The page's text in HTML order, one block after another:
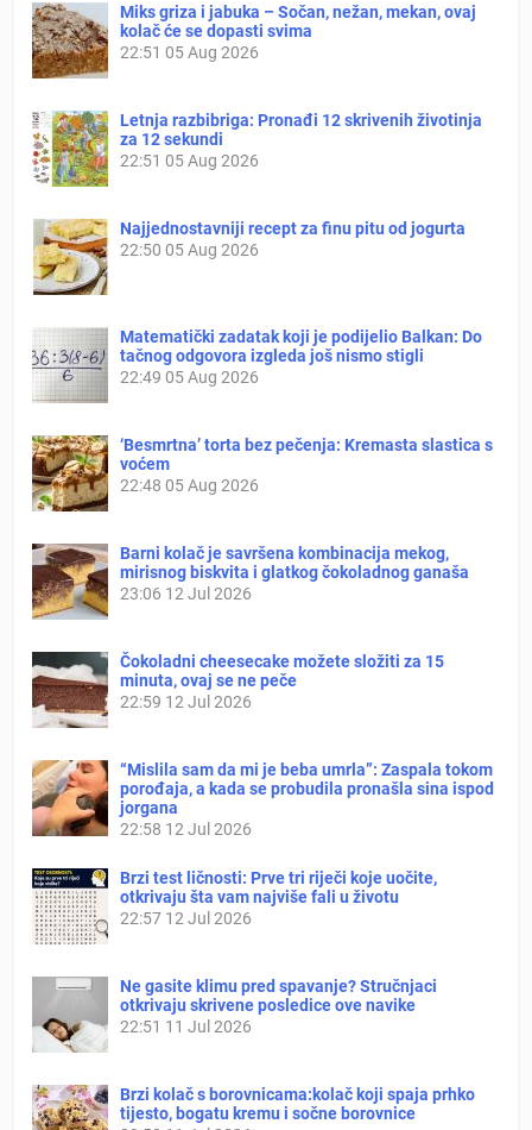
Miks griza i jabuka – Sočan, nežan, mekan, ovaj
kolač će se dopasti svima
22:51 05 Aug 2026
Letnja razbibriga: Pronađi 12 skrivenih životinja
za 12 sekundi
22:51 05 Aug 2026
Najjednostavniji recept za finu pitu od jogurta
22:50 05 Aug 2026
Matematički zadatak koji je podijelio Balkan: Do
tačnog odgovora izgleda još nismo stigli
22:49 05 Aug 2026
‘Besmrtna’ torta bez pečenja: Kremasta slastica s
voćem
22:48 05 Aug 2026
Barni kolač je savršena kombinacija mekog,
mirisnog biskvita i glatkog čokoladnog ganaša
23:06 12 Jul 2026
Čokoladni cheesecake možete složiti za 15
minuta, ovaj se ne peče
22:59 12 Jul 2026
“Mislila sam da mi je beba umrla”: Zaspala tokom
porođaja, a kada se probudila pronašla sina ispod
jorgana
22:58 12 Jul 2026
Brzi test ličnosti: Prve tri riječi koje uočite,
otkrivaju šta vam najviše fali u životu
22:57 12 Jul 2026
Ne gasite klimu pred spavanje? Stručnjaci
otkrivaju skrivene posledice ove navike
22:51 11 Jul 2026
Brzi kolač s borovnicama:kolač koji spaja prhko
tijesto, bogatu kremu i sočne borovnice